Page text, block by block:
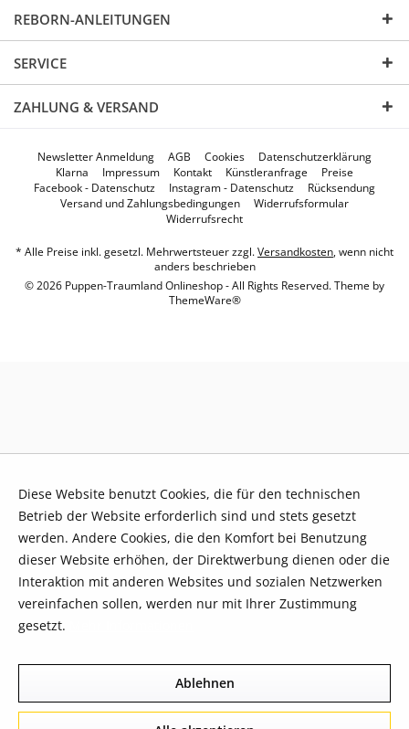
REBORN-ANLEITUNGEN
SERVICE
ZAHLUNG & VERSAND
Newsletter Anmeldung AGB Cookies
Datenschutzerklärung
Klarna
Impressum Kontakt Künstleranfrage
Preise
Facebook - Datenschutz
Instagram - Datenschutz
Rücksendung
Versand und Zahlungsbedingungen
Widerrufsformular
Widerrufsrecht
* Alle Preise inkl. gesetzl. Mehrwertsteuer zzgl.Versandkosten, wenn nicht
anders beschrieben
© 2026 Puppen-Traumland Onlineshop - All Rights Reserved. Theme by
ThemeWare®
Diese Website benutzt Cookies, die für den technischen
Betrieb der Website erforderlich sind und stets gesetzt
werden. Andere Cookies, die den Komfort bei Benutzung
dieser Website erhöhen, der Direktwerbung dienen oder die
Interaktion mit anderen Websites und sozialen Netzwerken
vereinfachen sollen, werden nur mit Ihrer Zustimmung
gesetzt.
Ablehnen